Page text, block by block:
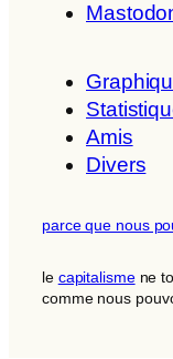
Amis
Divers
parce que nous
le capitalismene
comme nous